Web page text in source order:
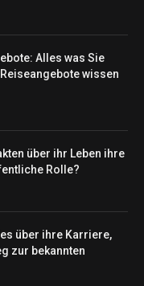
Alles was Sie
wissen
über ihr Leben ihre
Rolle?
über ihre Karriere,
zur bekannten